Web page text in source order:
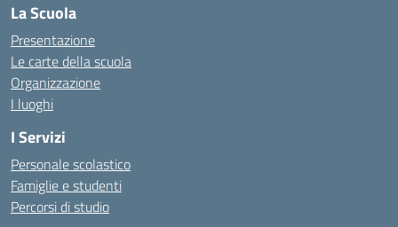
La Scuola
Presentazione
Le carte della scuola
Organizzazione
I luoghi
I Servizi
Personale scolastico
Famiglie e studenti
Percorsi di studio